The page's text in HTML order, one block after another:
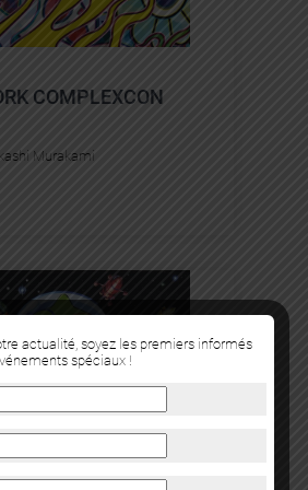
COMPLEXCON
Murakami
actualité, soyez les premiers informés
spéciaux !